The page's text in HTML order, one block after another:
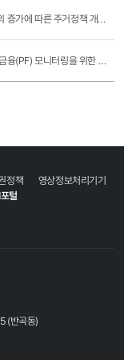
[KRIHS Newsletter] 비친족가구의 증가에 따른 주거정책 개선 방향
[KRIHS Newsletter] 부동산 개발금융(PF) 모니터링을 위한 종합정보망 구축 방향
정책
영상정보처리기기
털
(반곡동)